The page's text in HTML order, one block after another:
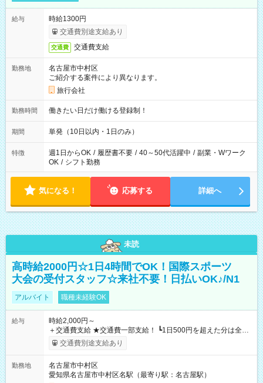
給与
時給1300円
交通費別途支給あり
交通費 交通費支給
勤務地
名古屋市中村区
ご紹介する案件により異なります。
旅行会社
勤務時間 働きたい日だけ働ける登録制！
期間 単発（10日以内・1日のみ）
特徴 週1日からOK / 履歴書不要 / 40～50代活躍中 / 副業・Wワーク
OK / シフト勤務
気になる！ 応募する 詳細へ
未読
高時給2000円☆1日4時間でOK！国際スポーツ
大会の受付スタッフ☆来社不要！日払いOK♪/N1
アルバイト 職種未経験OK
給与
時給2,000円～
＋交通費支給 ★交通費一部支給！ ┗1日500円を超えた分は全額
支給！ ※往復500円以内の方は自己負担となります ★日払い
OK！（規定あり） ┗働いたその日に現金GET♪ お仕事後はコン
期間なし
交通費別途支給あり
勤務地
名古屋市中村区
愛知県名古屋市中村区名駅（最寄り駅：名古屋駅）